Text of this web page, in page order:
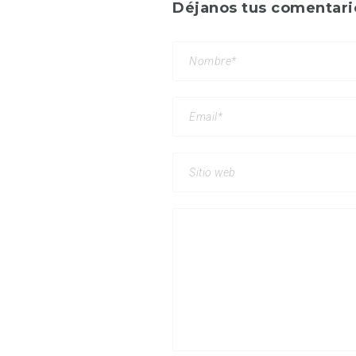
Déjanos tus